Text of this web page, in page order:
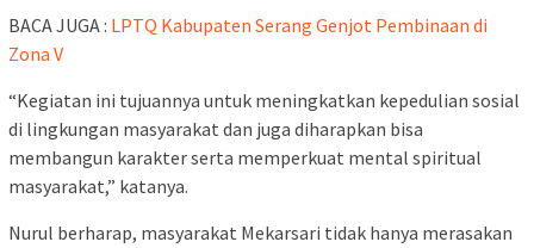
BACA JUGA : LPTQ Kabupaten Serang Genjot Pembinaan di
Zona V
“Kegiatan ini tujuannya untuk meningkatkan kepedulian sosial
di lingkungan masyarakat dan juga diharapkan bisa
membangun karakter serta memperkuat mental spiritual
masyarakat,” katanya.
Nurul berharap, masyarakat Mekarsari tidak hanya merasakan